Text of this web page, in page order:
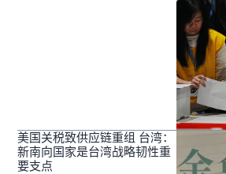
美国关税致供应链重组 台湾：
新南向国家是台湾战略韧性重
要支点